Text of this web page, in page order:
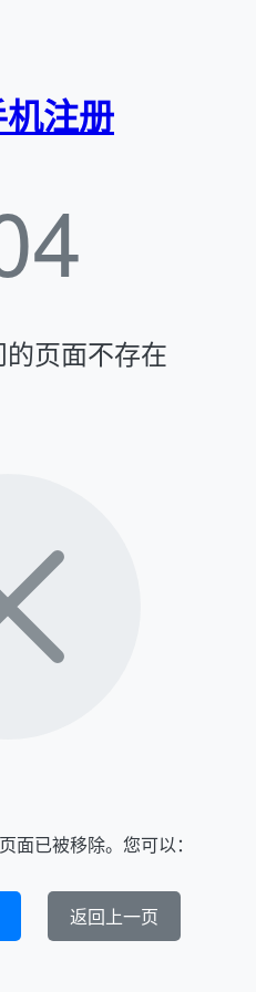
注册
页面不存在
面已被移除。您可以：
返回上一页